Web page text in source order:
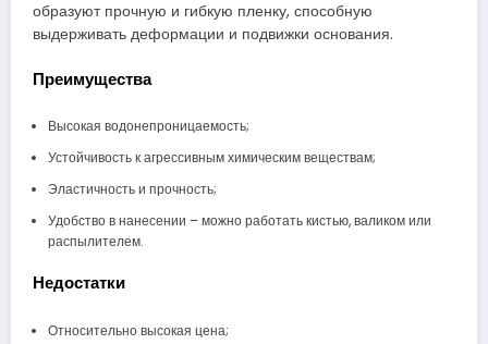
образуют прочную и гибкую пленку, способную
выдерживать деформации и подвижки основания.
Преимущества
Высокая водонепроницаемость;
Устойчивость к агрессивным химическим веществам;
Эластичность и прочность;
Удобство в нанесении – можно работать кистью, валиком или
распылителем.
Недостатки
Относительно высокая цена;